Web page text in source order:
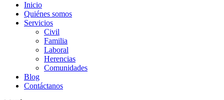
Inicio
Quiénes somos
Servicios
Civil
Familia
Laboral
Herencias
Comunidades
Blog
Contáctanos